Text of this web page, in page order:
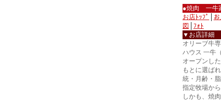
●焼肉 一牛
お店ﾄｯﾌﾟ
図
ﾌｫﾄ
▼お店詳細
オリーブ牛
ハウス 一牛
オープンし
もとに選ば
統・月齢・
指定牧場か
しかも、焼